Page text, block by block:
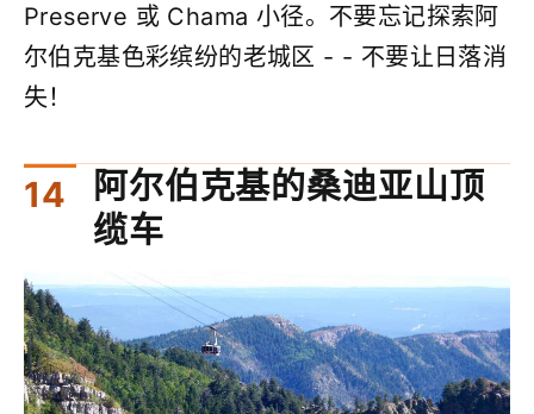
Preserve 或 Chama 小径。不要忘记探索阿
尔伯克基色彩缤纷的老城区 - - 不要让日落消
失！
阿尔伯克基的桑迪亚山顶
缆车